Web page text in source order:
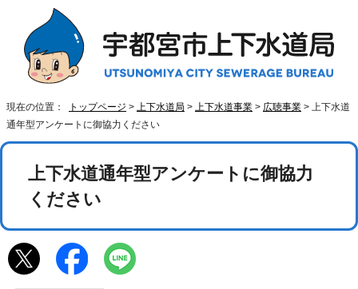
現在の位置： トップページ > 上下水道局 > 上下水道事業 > 広聴事業 > 上下水道
通年型アンケートに御協力ください
上下水道通年型アンケートに御協力
ください